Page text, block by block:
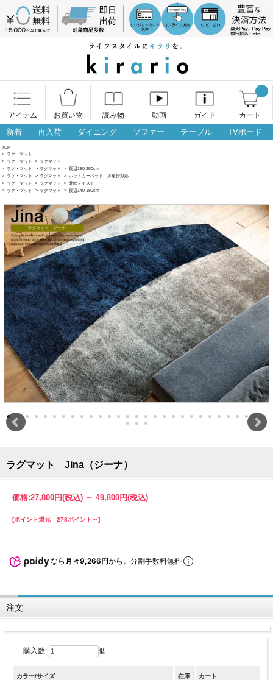
アイテム お買い物 読み物 動画 ガイド カート
新着 再入荷 ダイニング ソファー テーブル TVボード
TOP
> ラグ・マット
> ラグ・マット > ラグマット
> ラグ・マット > ラグマット > 長辺190-250cm
> ラグ・マット > ラグマット > ホットカーペット・床暖房対応
> ラグ・マット > ラグマット > 北欧テイスト
> ラグ・マット > ラグマット > 長辺140-190cm
ラグマット Jina（ジーナ）
価格:27,800円(税込) ～ 49,800円(税込)
[ポイント還元 278ポイント～]
なら 月々9,266円から。分割手数料無料
注文
購入数: 個
カラー/サイズ 在庫 カート